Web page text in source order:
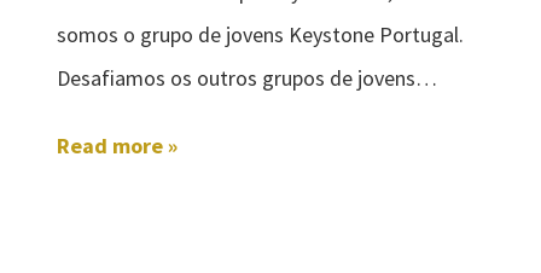
somos o grupo de jovens Keystone Portugal.
Desafiamos os outros grupos de jovens…
Read more »